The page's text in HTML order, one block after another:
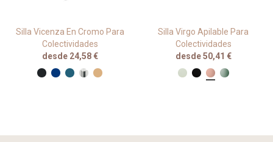
Silla Vicenza En Cromo Para
Colectividades
desde 24,58 €
Silla Virgo Apilable Para
Colectividades
desde 50,41 €